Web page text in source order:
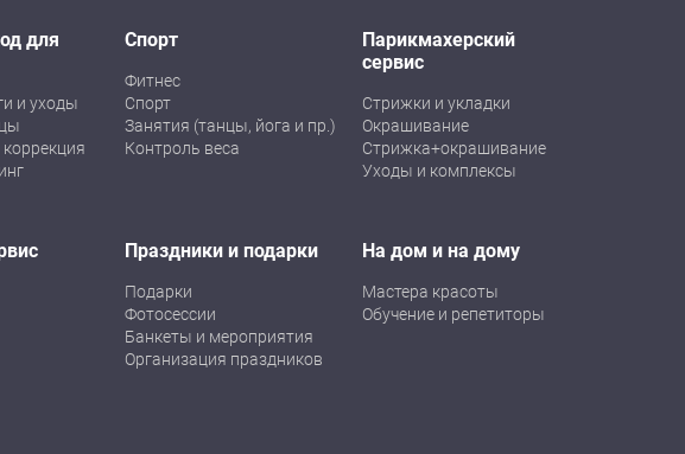
для
и уходы
Спорт
Фитнес
Спорт
Занятия (танцы, йога и пр.)
Контроль веса
Парикмахерский
сервис
Стрижки и укладки
Окрашивание
Стрижка+окрашивание
Уходы и комплексы
Праздники и подарки
Подарки
Фотосессии
Банкеты и мероприятия
Организация праздников
На дом и на дому
Мастера красоты
Обучение и репетиторы